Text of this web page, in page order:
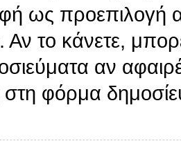
ως προεπιλογή
Αν το κάνετε,
αν
φόρμα